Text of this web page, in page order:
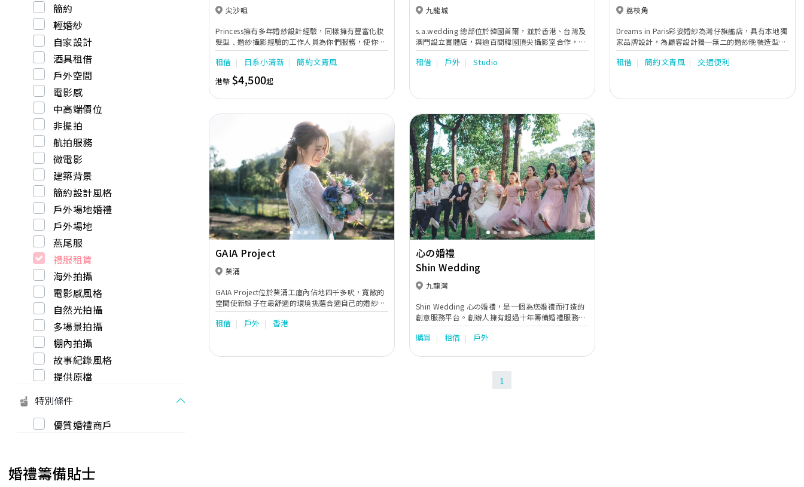
簡約
輕婚紗
自家設計
酒具租借
戶外空間
電影感
中高端價位
非擺拍
航拍服務
微電影
建築背景
簡約設計風格
戶外場地婚禮
戶外場地
燕尾服
禮服租賃
海外拍攝
電影感風格
自然光拍攝
多場景拍攝
棚內拍攝
故事紀錄風格
提供原檔
特別條件
優質婚禮商戶
尖沙咀
Princess擁有多年婚紗設計經驗，同樣擁有豐富化妝
髮型﹑婚紗攝影經驗的工作人員為你們服務，使你們
省卻不少籌備婚禮的煩惱。
租借 日系小清新 簡約文青風
港幣$4,500起
九龍城
s.a.wedding 總部位於韓國首爾，並於香港、台灣及
澳門設立實體店，與逾百間韓國頂尖攝影室合作，是
眾多著名藝人指名的星級團隊。
租借 戶外 Studio
荔枝角
Dreams in Paris彩姿婚紗為灣仔旗艦店，具有本地獨
家品牌設計，為顧客設計獨一無二的婚紗晚裝造型，
適合不同設計需求的新娘。另有媽咪/主人家/宴會服/
姊妹裙/租借及訂造服務，且提供專業星级化妝髮
Pre wedding 、Big day攝影錄影、專業大妗上頭斟
租借 簡約文青風 交通便利
Previous Next
GAIA Project
葵涌
GAIA Project位於葵涌工廈內佔地四千多呎，寬敞的
空間使新娘子在最舒適的環境挑選合適自己的婚紗晚
裝。 另外我們亦有一站式婚禮服務包括攝影、化妝
、男士禮服訂製、紅酒批發等等，為新人打造完滿的
租借 戶外 香港
Previous Next
心の婚禮
Shin Wedding
九龍灣
Shin Wedding 心の婚禮，是一個為您婚禮而打造的
創意服務平台。創辦人擁有超過十年籌備婚禮服務的
經驗，我們用心知您所想，除了提供專業意見外，更
為您搜索婚禮需要的每一個細節，務求令每一對準新
購買 租借 戶外
1
婚禮籌備貼士